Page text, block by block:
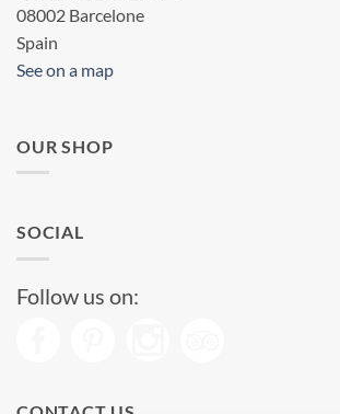
08002 Barcelone
Spain
See on a map
OUR SHOP
SOCIAL
Follow us on: